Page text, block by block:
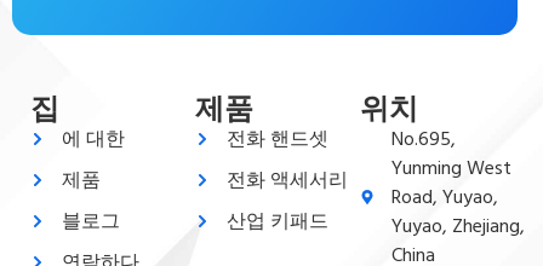
집
에 대한
제품
블로그
제품
전화 핸드셋
전화 액세서리
산업 키패드
위치
No.695,
Yunming West
Road, Yuyao,
Yuyao, Zhejiang,
China